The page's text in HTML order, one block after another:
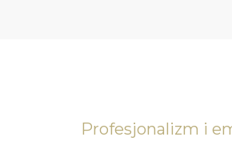
Profesjonalizm i